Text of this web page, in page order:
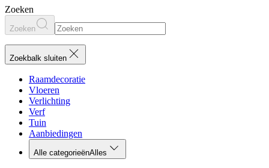
Zoeken
Zoeken
Zoekbalk sluiten
Raamdecoratie
Vloeren
Verlichting
Verf
Tuin
Aanbiedingen
Alle categorieënAlles